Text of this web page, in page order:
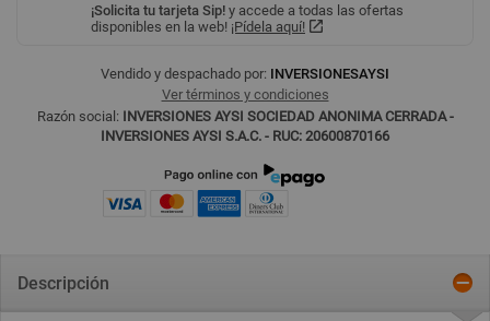
¡Solicita tu tarjeta Sip! y accede a todas las ofertas
disponibles en la web! ¡Pídela aquí!
Vendido y despachado por: INVERSIONESAYSI
Ver términos y condiciones
Razón social: INVERSIONES AYSI SOCIEDAD ANONIMA CERRADA -
INVERSIONES AYSI S.A.C. - RUC: 20600870166
Descripción